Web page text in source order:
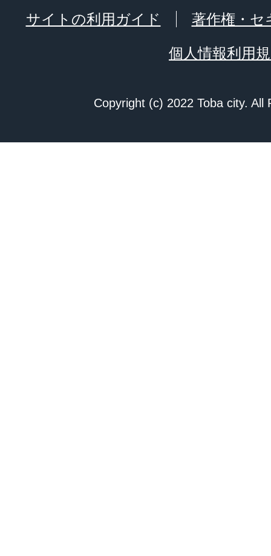
サイトの利用ガイド 著作権・セ
個人情報利用
Copyright (c) 2022 Toba city. All